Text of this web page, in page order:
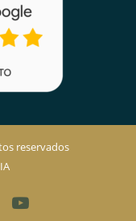
reservados